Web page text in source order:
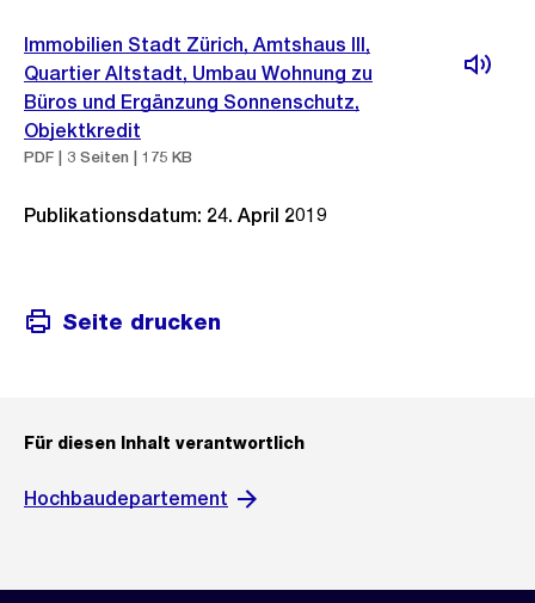
Immobilien Stadt Zürich, Amtshaus III,
Quartier Altstadt, Umbau Wohnung zu
Büros und Ergänzung Sonnenschutz,
Objektkredit
PDF | 3 Seiten | 175 KB
Publikationsdatum: 24. April 2019
Seite drucken
Für diesen Inhalt verantwortlich
Hochbaudepartement